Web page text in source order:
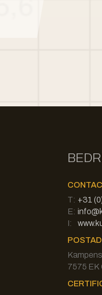
T: +31
E:
I:
7575 EK